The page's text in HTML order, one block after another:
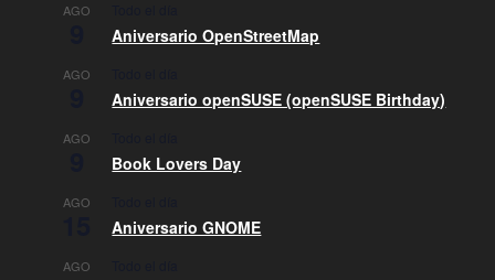
AGO
Aniversario OpenStreetMap
AGO
Aniversario openSUSE (openSUSE Birthday)
AGO
Book Lovers Day
AGO
Aniversario GNOME
AGO